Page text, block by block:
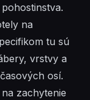
na
tu sú
vrstvy a
osí.
zachytenie